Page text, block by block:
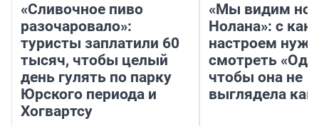
«Сливочное пиво
разочаровало»:
туристы заплатили 60
тысяч, чтобы целый
день гулять по парку
Юрского периода и
Хогвартсу
«Мы видим
Нолана»: с
настроем
смотреть
чтобы она не
выглядела как